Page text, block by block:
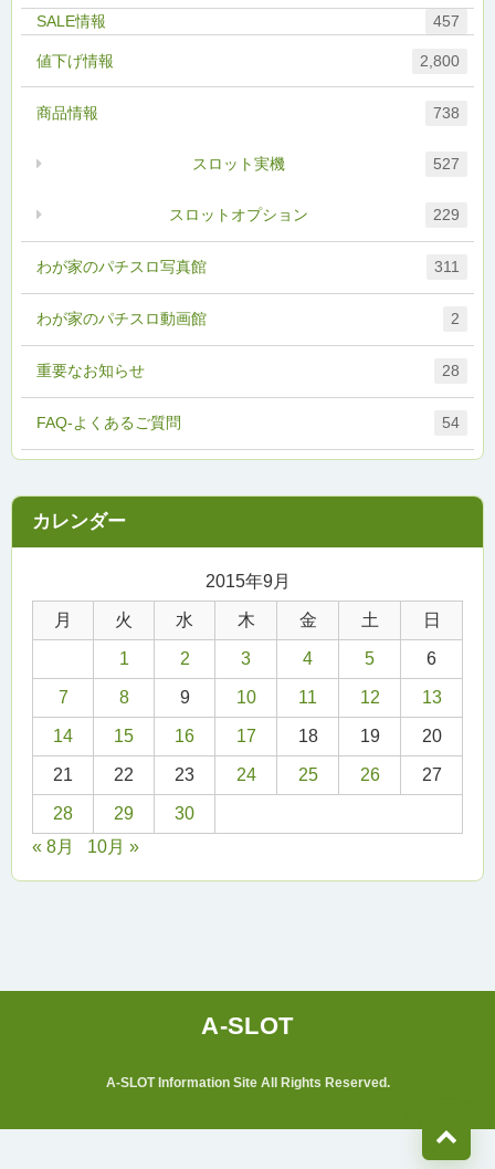
FAQ-よくあるご質問 54
457
わが家のパチスロ写真館 311
わが家のパチスロ動画館 2
値下げ情報 2,800
商品情報 738
スロットオプション 229
スロット実機 527
重要なお知らせ 28
2015年9月
月 火 水 木 金 土 日
1 2 3 4 5 6
7 8 9 10 11 12 13
14 15 16 17 18 19 20
21 22 23 24 25 26 27
28 29
30
« 8月
10月 »
A-SLOT Information Site All Rights Reserved.